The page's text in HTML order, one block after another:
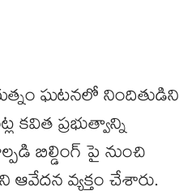
ఘటనలో నిందితుడిని
ప్రభుత్వాన్ని
బిల్డింగ్ పై నుంచి
వ్యక్తం చేశారు.